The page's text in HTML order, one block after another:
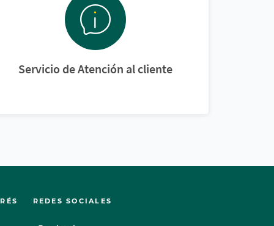
Servicio de Atención al cliente
REDES SOCIALES